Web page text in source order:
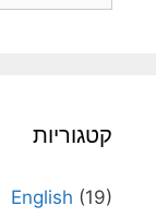
קטגוריות
English (19)